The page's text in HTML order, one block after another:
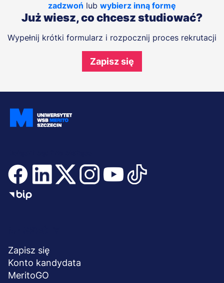
zadzwoń lub wybierz inną formę
Już wiesz, co chcesz studiować?
Wypełnij krótki formularz i rozpocznij proces rekrutacji
Zapisz się
stopka
Zapisz się
Konto kandydata
MeritoGO